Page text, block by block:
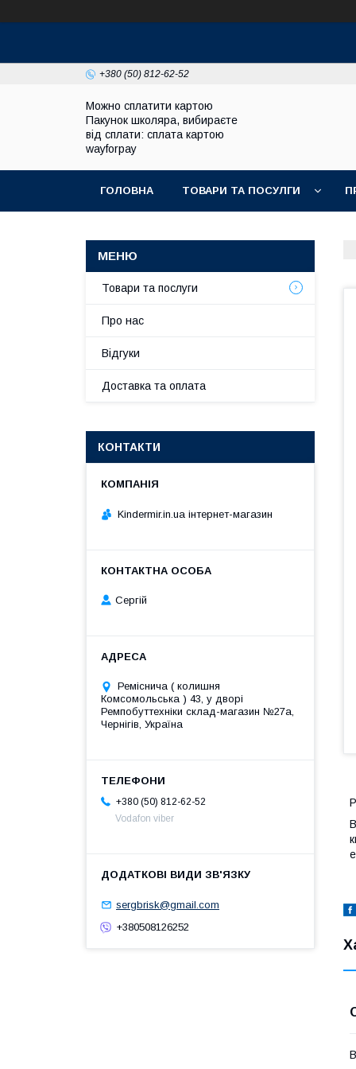
+380 (50) 812-62-52
Можно сплатити картою
Пакунок школяра, вибираєте
від сплати: сплата картою
wayforpay
ГОЛОВНА ТОВАРИ ТА ПОСУЛГИ
Товари та послуги
Про нас
Відгуки
Доставка та оплата
КОНТАКТИ
Kindermir.in.ua інтернет-магазин
Сергій
Реміснича ( колишня
Комсомольська ) 43, у дворі
Ремпобуттехніки склад-магазин №27a,
Чернігів, Україна
+380 (50) 812-62-52
Vodafon viber
sergbrisk@gmail.com
+380508126252